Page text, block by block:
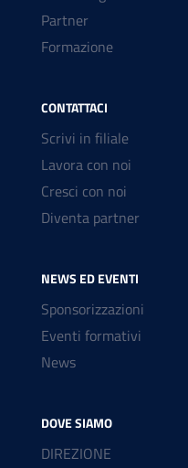
Partner
Formazione
CONTATTACI
Scrivi in filiale
Lavora con noi
Cresci con noi
Diventa partner
NEWS ED EVENTI
Sponsorizzazioni
Eventi formativi
News
DOVE SIAMO
DIREZIONE